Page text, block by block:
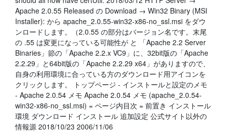
Apache 2.0.55 Released の Download → Win32 Binary (MSI
Installer): から apache_2.0.55-win32-x86-no_ssl.msi をダウ
ンロードします。（2.0.55 の部分はバージョン名です。末尾
の .55 は変更になっている可能性が と 「Apache 2.2 Server
Binaries」節の「Apache 2.2.x VC9」に、32bit版の「Apache
2.2.29」と64bit版の「Apache 2.2.29 x64」がありますので、
自身の利用環境に合っている方のダウンロード用アイコンを
クリックします。 トップページ - インストールと設定のメモ
- Apache 2.0.54 メモ Apache 2.0.54 メモ (apache_2.0.54-
win32-x86-no_ssl.msi) = ページ内目次 = 前置き インストール
環境 ダウンロード インストール 追加設定 公式サイト以外の
情報源 2018/10/23 2006/11/06